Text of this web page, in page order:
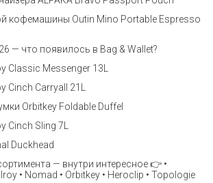
кофемашины Outin Mino Portable Espresso
— что появилось в Bag & Wallet?
Classic Messenger 13L
Cinch Carryall 21L
Orbitkey Foldable Duffel
Cinch Sling 7L
Duckhead
— внутри интересное 👉 •
• Nomad • Orbitkey • Heroclip • Topologie